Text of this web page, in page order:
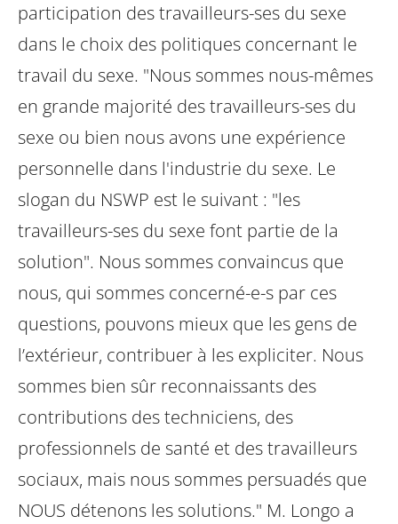
participation des travailleurs-ses du sexe
dans le choix des politiques concernant le
travail du sexe. "Nous sommes nous-mêmes
en grande majorité des travailleurs-ses du
sexe ou bien nous avons une expérience
personnelle dans l'industrie du sexe. Le
slogan du NSWP est le suivant : "les
travailleurs-ses du sexe font partie de la
solution". Nous sommes convaincus que
nous, qui sommes concerné-e-s par ces
questions, pouvons mieux que les gens de
l’extérieur, contribuer à les expliciter. Nous
sommes bien sûr reconnaissants des
contributions des techniciens, des
professionnels de santé et des travailleurs
sociaux, mais nous sommes persuadés que
NOUS détenons les solutions." M. Longo a